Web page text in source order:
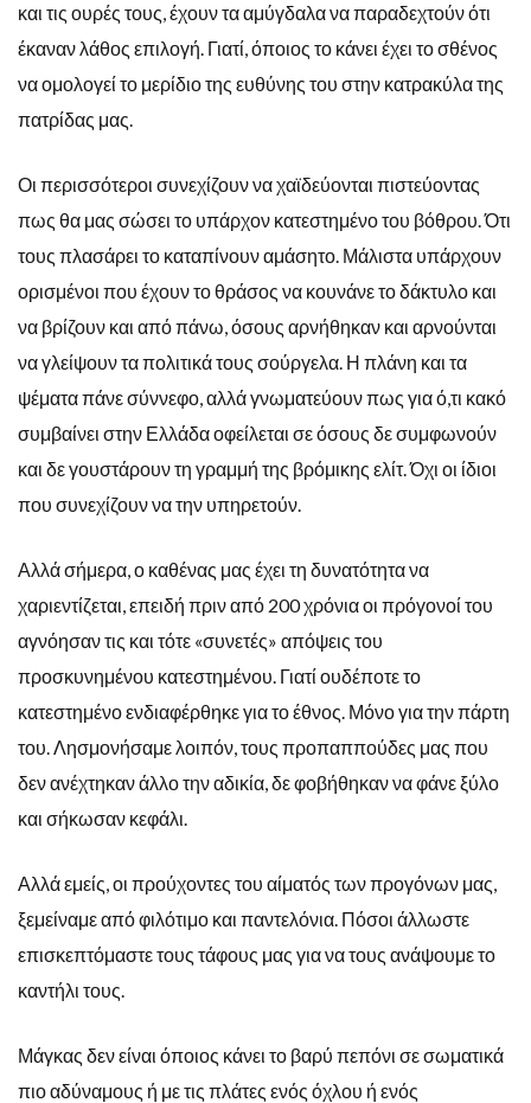
και τις ουρές τους, έχουν τα αμύγδαλα να παραδεχτούν ότι
έκαναν λάθος επιλογή. Γιατί, όποιος το κάνει έχει το σθένος
να ομολογεί το μερίδιο της ευθύνης του στην κατρακύλα της
πατρίδας μας.
Οι περισσότεροι συνεχίζουν να χαϊδεύονται πιστεύοντας
πως θα μας σώσει το υπάρχον κατεστημένο του βόθρου. Ότι
τους πλασάρει το καταπίνουν αμάσητο. Μάλιστα υπάρχουν
ορισμένοι που έχουν το θράσος να κουνάνε το δάκτυλο και
να βρίζουν και από πάνω, όσους αρνήθηκαν και αρνούνται
να γλείψουν τα πολιτικά τους σούργελα. Η πλάνη και τα
ψέματα πάνε σύννεφο, αλλά γνωματεύουν πως για ό,τι κακό
συμβαίνει στην Ελλάδα οφείλεται σε όσους δε συμφωνούν
και δε γουστάρουν τη γραμμή της βρόμικης ελίτ. Όχι οι ίδιοι
που συνεχίζουν να την υπηρετούν.
Αλλά σήμερα, ο καθένας μας έχει τη δυνατότητα να
χαριεντίζεται, επειδή πριν από 200 χρόνια οι πρόγονοί του
αγνόησαν τις και τότε «συνετές» απόψεις του
προσκυνημένου κατεστημένου. Γιατί ουδέποτε το
κατεστημένο ενδιαφέρθηκε για το έθνος. Μόνο για την πάρτη
του. Λησμονήσαμε λοιπόν, τους προπαππούδες μας που
δεν ανέχτηκαν άλλο την αδικία, δε φοβήθηκαν να φάνε ξύλο
και σήκωσαν κεφάλι.
Αλλά εμείς, οι προύχοντες του αίματός των προγόνων μας,
ξεμείναμε από φιλότιμο και παντελόνια. Πόσοι άλλωστε
επισκεπτόμαστε τους τάφους μας για να τους ανάψουμε το
καντήλι τους.
Μάγκας δεν είναι όποιος κάνει το βαρύ πεπόνι σε σωματικά
πιο αδύναμους ή με τις πλάτες ενός όχλου ή ενός